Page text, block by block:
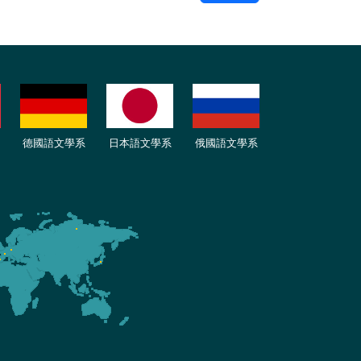
德國語文學系 日本語文學系 俄國語文學系